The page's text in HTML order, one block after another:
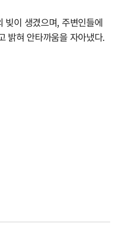
빚이 생겼으며, 주변인들에
밝혀 안타까움을 자아냈다.